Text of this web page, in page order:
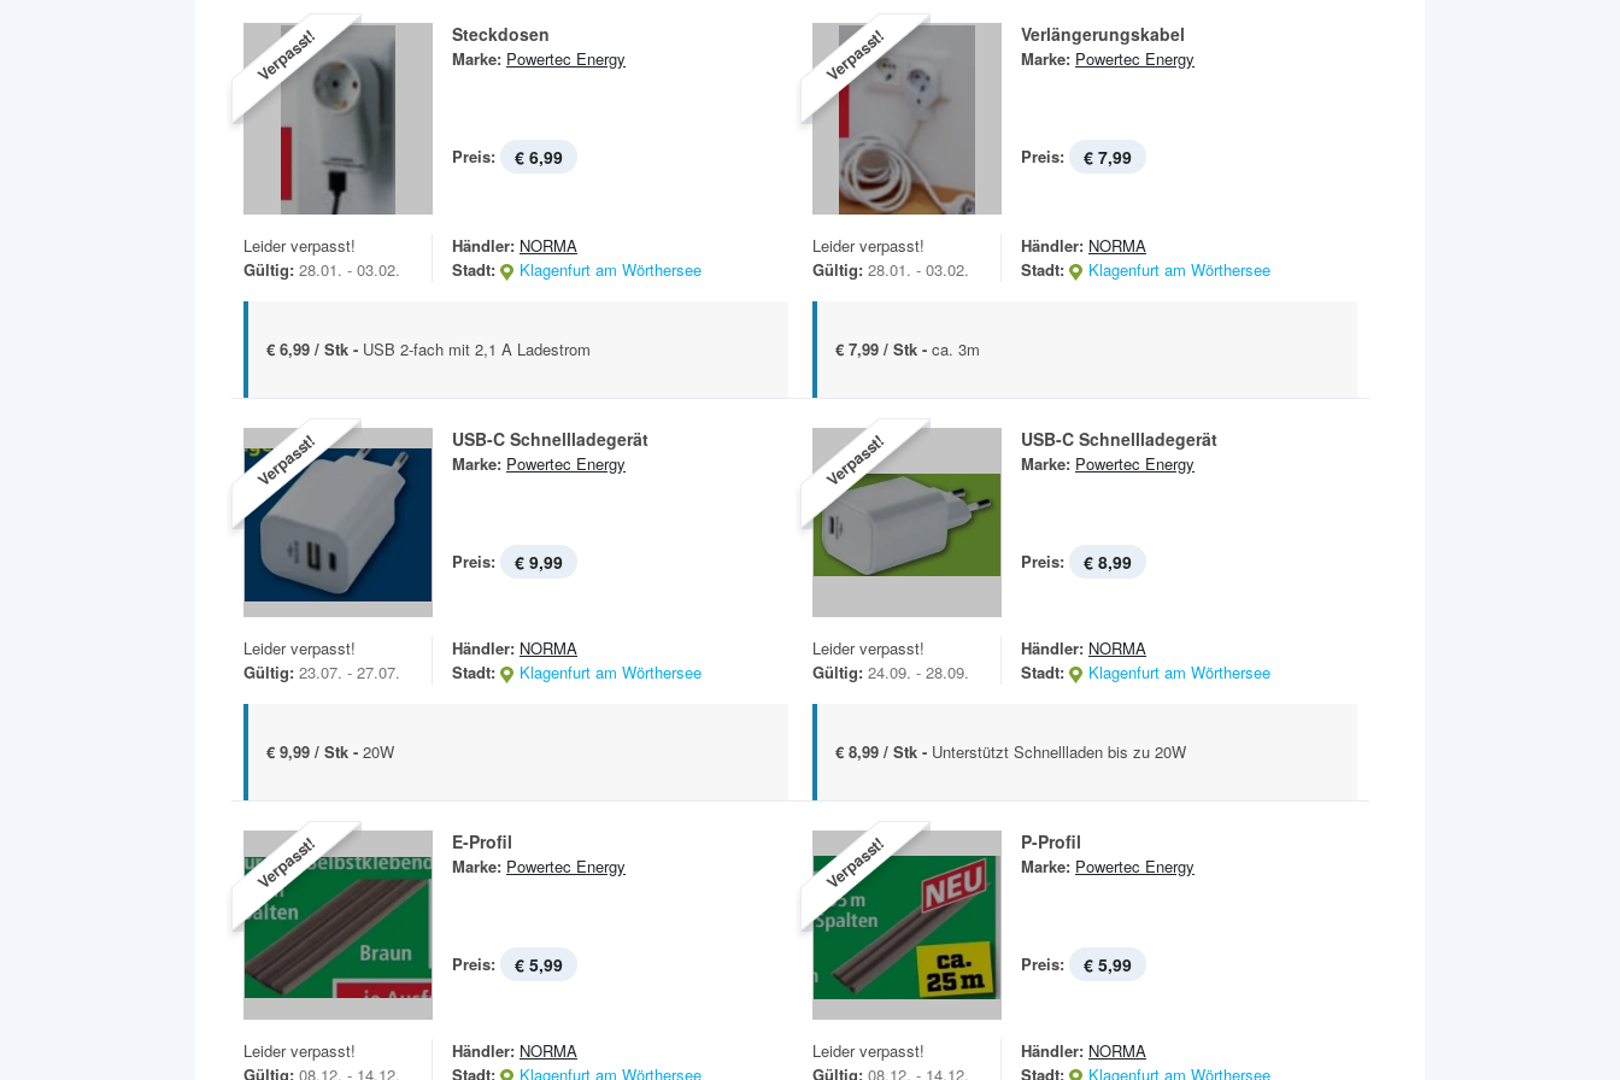
Verpasst! Steckdosen
Marke: Powertec Energy
Preis: € 6,99
Leider verpasst!
Gültig: 28.01. - 03.02.
Händler: NORMA
Stadt:
Klagenfurt am Wörthersee
€ 6,99 / Stk - USB 2-fach mit 2,1 A Ladestrom
Verpasst! Verlängerungskabel
Marke: Powertec Energy
Preis: € 7,99
Leider verpasst!
Gültig: 28.01. - 03.02.
Händler: NORMA
Stadt:
Klagenfurt am Wörthersee
€ 7,99 / Stk - ca. 3m
Verpasst! USB-C Schnellladegerät
Marke: Powertec Energy
Preis: € 9,99
Leider verpasst!
Gültig: 23.07. - 27.07.
Händler: NORMA
Stadt:
Klagenfurt am Wörthersee
€ 9,99 / Stk - 20W
Verpasst! USB-C Schnellladegerät
Marke: Powertec Energy
Preis: € 8,99
Leider verpasst!
Gültig: 24.09. - 28.09.
Händler: NORMA
Stadt:
Klagenfurt am Wörthersee
€ 8,99 / Stk - Unterstützt Schnellladen bis zu 20W
Verpasst! E-Profil
Marke: Powertec Energy
Preis: € 5,99
Leider verpasst!
Gültig: 08.12. - 14.12.
Händler: NORMA
Stadt:
Klagenfurt am Wörthersee
Verpasst! P-Profil
Marke: Powertec Energy
Preis: € 5,99
Leider verpasst!
Gültig: 08.12. - 14.12.
Händler: NORMA
Stadt:
Klagenfurt am Wörthersee